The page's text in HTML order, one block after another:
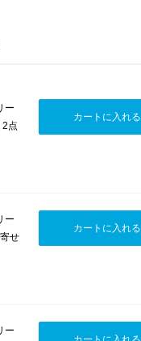
ー
2点
カートに入れる
ー
せ
カートに入れる
ー